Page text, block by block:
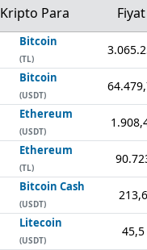
Kripto Para Fiyat
Bitcoin
(TL)
Bitcoin
(USDT)
Ethereum
(USDT)
Ethereum
(TL)
Bitcoin Cash
(USDT)
213,6
Litecoin
(USDT)
45,5